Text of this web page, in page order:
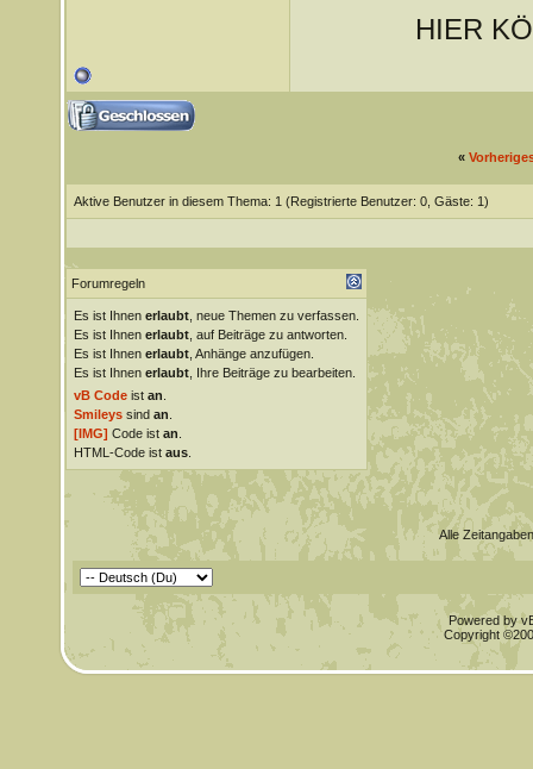
HIER
«
Aktive Benutzer in diesem Thema: 1 (Registrierte Benutzer: 0, Gäste: 1)
Forumregeln
Es ist Ihnen erlaubt, neue Themen zu verfassen.
Es ist Ihnen erlaubt, auf Beiträge zu antworten.
Es ist Ihnen erlaubt, Anhänge anzufügen.
Es ist Ihnen erlaubt, Ihre Beiträge zu bearbeiten.
vB Codeist an
Smileyssind an
[IMG] Code ist an
HTML-Code ist aus.
Alle
Powered by
Copyright